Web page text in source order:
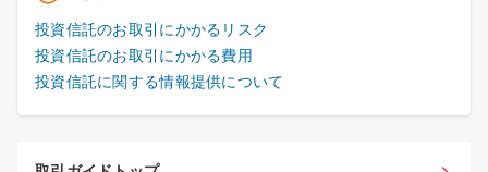
投資信託のお取引にかかるリスク
投資信託のお取引にかかる費用
投資信託に関する情報提供について